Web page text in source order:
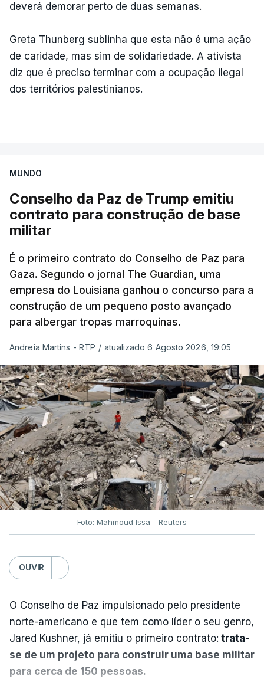
deverá demorar perto de duas semanas.
Greta Thunberg sublinha que esta não é uma ação
de caridade, mas sim de solidariedade. A ativista
diz que é preciso terminar com a ocupação ilegal
dos territórios palestinianos.
MUNDO
Conselho da Paz de Trump emitiu
contrato para construção de base
militar
É o primeiro contrato do Conselho de Paz para
Gaza. Segundo o jornal The Guardian, uma
empresa do Louisiana ganhou o concurso para a
construção de um pequeno posto avançado
para albergar tropas marroquinas.
Andreia Martins - RTP / atualizado 6 Agosto 2026, 19:05
Foto: Mahmoud Issa - Reuters
OUVIR
O Conselho de Paz impulsionado pelo presidente
norte-americano e que tem como líder o seu genro,
Jared Kushner, já emitiu o primeiro contrato: trata-
se de um projeto para construir uma base militar
para cerca de 150 pessoas.